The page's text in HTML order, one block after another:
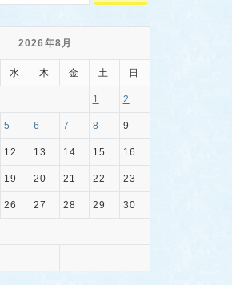
2026年8月
水 木 金 土 日
1 2
5 6 7 8 9
12 13 14 15 16
19 20 21 22 23
26 27 28 29 30